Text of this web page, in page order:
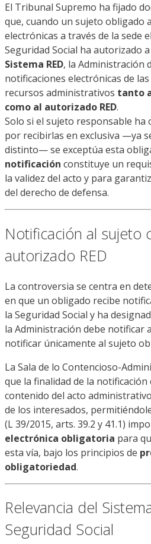
El Tribunal Supremo ha fijado
que, cuando un sujeto obligado
electrónicas a través de la sede
Seguridad Social ha autorizado
Sistema RED, la Administración
notificaciones electrónicas de
recursos administrativos tanto
como al autorizado RED.
Solo si el sujeto responsable ha
por recibirlas en exclusiva —ya
distinto— se exceptúa esta
notificación constituye un
la validez del acto y para
del derecho de defensa.
Notificación al sujeto
autorizado RED
La controversia se centra en
en que un obligado recibe
la Seguridad Social y ha
la Administración debe notificar
notificar únicamente al sujeto
La Sala de lo Contencioso-
que la finalidad de la
contenido del acto
de los interesados,
(L 39/2015, arts. 39.2 y 41.1)
electrónica obligatoria para
esta vía, bajo los principios de
obligatoriedad.
Relevancia del
Seguridad Social